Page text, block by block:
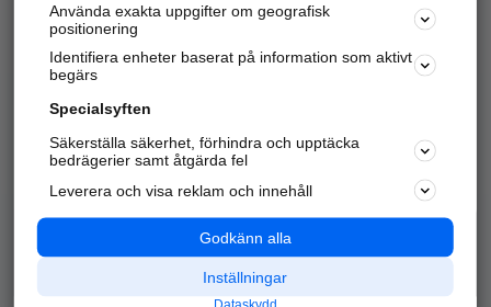
Kom igång och annonsera mot
samarbetspartners nära dig.
Alla kategorier
Populära sökningar
API & Kartor
Annonsera
Integritet
Nödnummer
Använda exakta uppgifter om geografisk
positionering
Identifiera enheter baserat på information som aktivt
begärs
Specialsyften
Säkerställa säkerhet, förhindra och upptäcka
bedrägerier samt åtgärda fel
Leverera och visa reklam och innehåll
Godkänn alla
Inställningar
Dataskydd